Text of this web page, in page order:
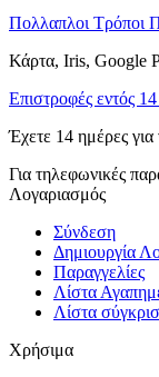
Πολλαπλοι Τρόποι
Κάρτα, Iris, Google
Επιστροφές εντός
Έχετε 14 ημέρες
Για τηλεφωνικές
Λογαριασμός
Σύνδεση
Δημιουργία
Παραγγελίες
Λίστα
Λίστα
Χρήσιμα